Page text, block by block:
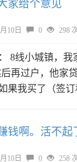
家给个意见
10日 0 298
8线小城镇，
再过户，他家
果我买了（签
钱啊。活不起
10日 0 258